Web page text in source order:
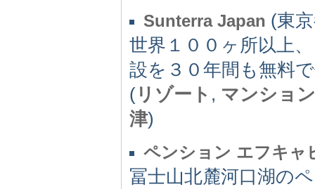
Sunterra Japan (東
世界１００ヶ所以上
設を３０年間も無料
( リゾート , マンション
津)
ペンション エフキャ
冨士山北麓河口湖の